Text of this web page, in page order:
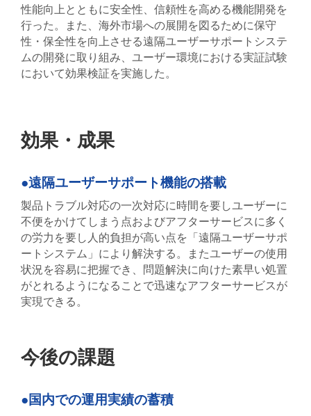
性能向上とともに安全性、信頼性を高める機能開発を
行った。また、海外市場への展開を図るために保守
性・保全性を向上させる遠隔ユーザーサポートシステ
ムの開発に取り組み、ユーザー環境における実証試験
において効果検証を実施した。
効果・成果
●遠隔ユーザーサポート機能の搭載
製品トラブル対応の一次対応に時間を要しユーザーに
不便をかけてしまう点およびアフターサービスに多く
の労力を要し人的負担が高い点を「遠隔ユーザーサポ
ートシステム」により解決する。またユーザーの使用
状況を容易に把握でき、問題解決に向けた素早い処置
がとれるようになることで迅速なアフターサービスが
実現できる。
今後の課題
●国内での運用実績の蓄積